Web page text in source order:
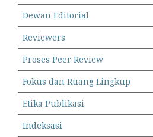
Dewan Editorial
Reviewers
Proses Peer Review
Fokus dan Ruang Lingkup
Etika Publikasi
Indeksasi